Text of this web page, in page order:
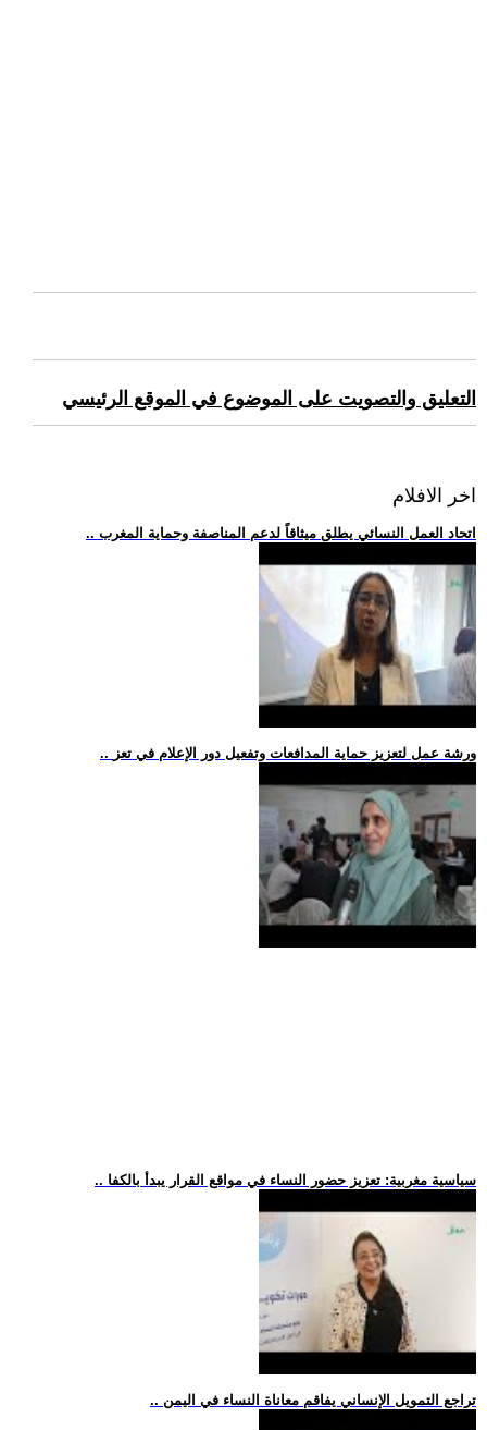
التعليق والتصويت على الموضوع في الموقع الرئيسي
اخر الافلام
.. اتحاد العمل النسائي يطلق ميثاقاً لدعم المناصفة وحماية المغرب
.. ورشة عمل لتعزيز حماية المدافعات وتفعيل دور الإعلام في تعز
.. سياسية مغربية: تعزيز حضور النساء في مواقع القرار يبدأ بالكفا
.. تراجع التمويل الإنساني يفاقم معاناة النساء في اليمن